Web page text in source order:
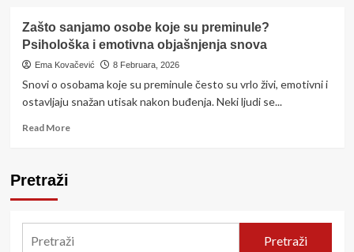
Zašto sanjamo osobe koje su preminule?
Psihološka i emotivna objašnjenja snova
Ema Kovačević 8 Februara, 2026
Snovi o osobama koje su preminule često su vrlo živi, emotivni i
ostavljaju snažan utisak nakon buđenja. Neki ljudi se...
Read MoreRead
preminule?
Pretraži
Pretraži